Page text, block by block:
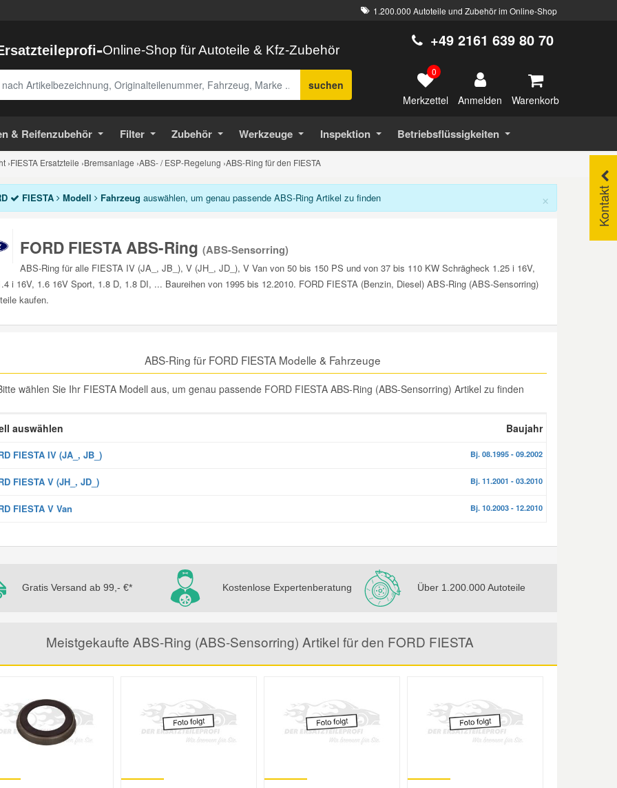
1.200.000 Autoteile und Zubehör im Online-Shop
-Online-Shop für Autoteile & Kfz-Zubehör
suchen
+49 2161 639 80 70
0
Merkzettel Anmelden Warenkorb
& Reifenzubehör Filter Zubehör Werkzeuge Inspektion Betriebsflüssigkeiten
›FIESTA Ersatzteile ›Bremsanlage ›ABS- / ESP-Regelung ›ABS-Ring für den FIESTA
Kontakt
×
FIESTA Modell Fahrzeug auswählen, um genau passende ABS-Ring Artikel zu finden
FORD FIESTA ABS-Ring (ABS-Sensorring)
ABS-Ring für alle FIESTA IV (JA_, JB_), V (JH_, JD_), V Van von 50 bis 150 PS und von 37 bis 110 KW Schrägheck 1.25 i 16V,
i 16V, 1.6 16V Sport, 1.8 D, 1.8 DI, ... Baureihen von 1995 bis 12.2010. FORD FIESTA (Benzin, Diesel) ABS-Ring (ABS-Sensorring)
kaufen.
ABS-Ring für FORD FIESTA Modelle & Fahrzeuge
wählen Sie Ihr FIESTA Modell aus, um genau passende FORD FIESTA ABS-Ring (ABS-Sensorring) Artikel zu finden
auswählen Baujahr
FIESTA IV (JA_, JB_) Bj. 08.1995 - 09.2002
FIESTA V (JH_, JD_) Bj. 11.2001 - 03.2010
FIESTA V Van Bj. 10.2003 - 12.2010
Gratis Versand ab 99,- €* Kostenlose Expertenberatung Über 1.200.000 Autoteile
Meistgekaufte ABS-Ring (ABS-Sensorring) Artikel für den FORD FIESTA